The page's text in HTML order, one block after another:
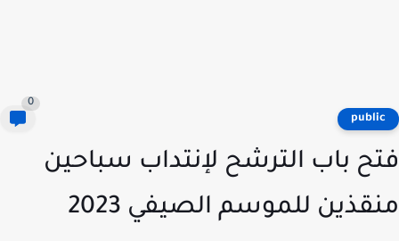
باب الترشح لإنتداب سباحين
للموسم الصيفي 2023